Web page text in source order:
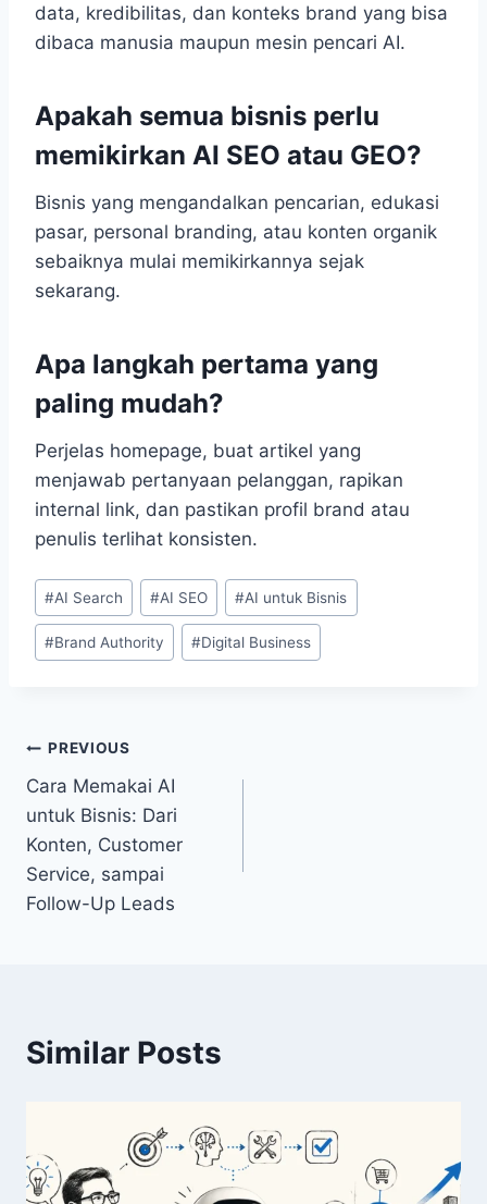
data, kredibilitas, dan konteks brand yang bisa
dibaca manusia maupun mesin pencari AI.
Apakah semua bisnis perlu
memikirkan AI SEO atau GEO?
Bisnis yang mengandalkan pencarian, edukasi
pasar, personal branding, atau konten organik
sebaiknya mulai memikirkannya sejak
sekarang.
Apa langkah pertama yang
paling mudah?
Perjelas homepage, buat artikel yang
menjawab pertanyaan pelanggan, rapikan
internal link, dan pastikan profil brand atau
penulis terlihat konsisten.
Post
Tags:
#AI Search #AI SEO #AI untuk Bisnis
#Brand Authority #Digital Business
Post
navigation
PREVIOUS
Cara Memakai AI
untuk Bisnis: Dari
Konten, Customer
Service, sampai
Follow-Up Leads
Similar Posts